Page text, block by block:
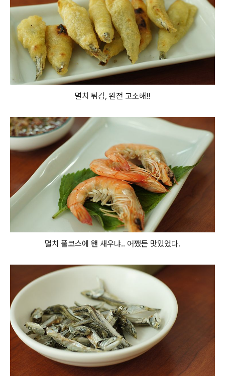
멸치 튀김, 완전 고소해!!
멸치 풀코스에 왠 새우냐.. 어쨌든 맛있었다.